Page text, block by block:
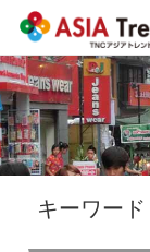
キーワー